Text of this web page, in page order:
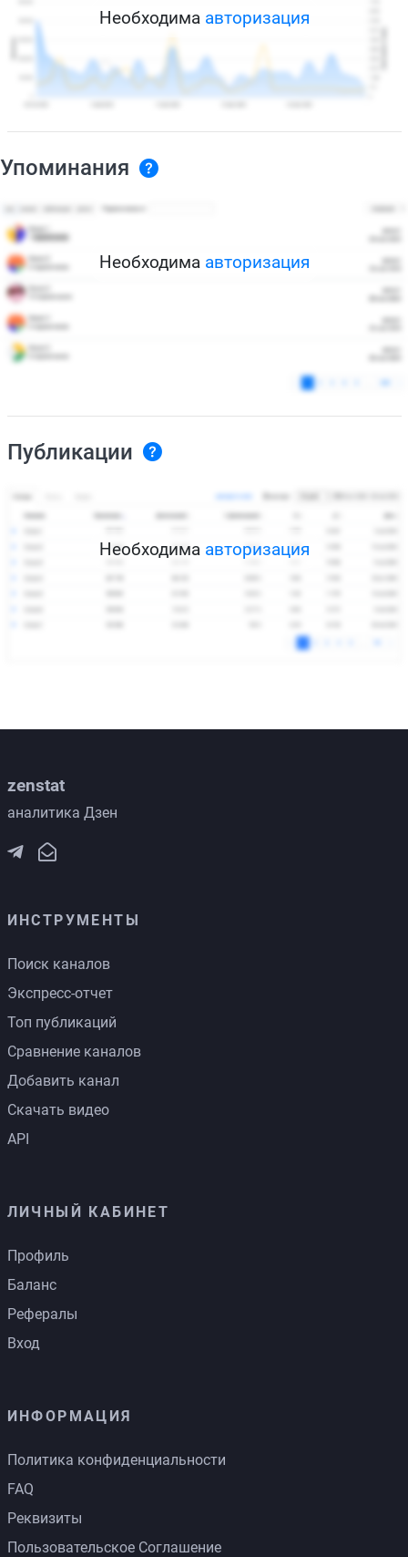
Необходима авторизация
Упоминания
Необходима авторизация
Публикации
Необходима авторизация
zenstat
аналитика Дзен
ИНСТРУМЕНТЫ
Поиск каналов
Экспресс-отчет
Топ публикаций
Сравнение каналов
Добавить канал
Скачать видео
API
ЛИЧНЫЙ КАБИНЕТ
Профиль
Баланс
Рефералы
Вход
ИНФОРМАЦИЯ
Политика конфиденциальности
FAQ
Реквизиты
Пользовательское Соглашение